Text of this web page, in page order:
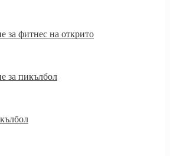
за фитнес на открито
за пикълбол